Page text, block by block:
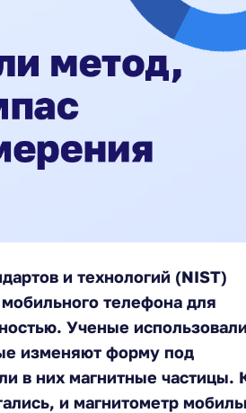
и технологий (NIST)
телефона для
Ученые использовали
изменяют форму под
в них магнитные частицы.
и магнитометр